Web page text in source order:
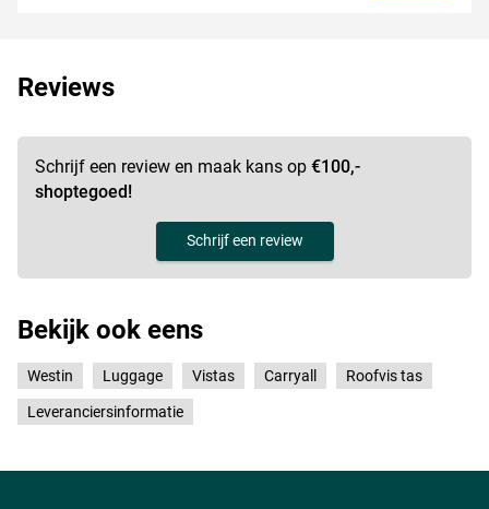
Reviews
Schrijf een review en maak kans op €100,-
shoptegoed!
Schrijf een review
Bekijk ook eens
Westin Luggage Vistas Carryall Roofvis tas
Leveranciersinformatie